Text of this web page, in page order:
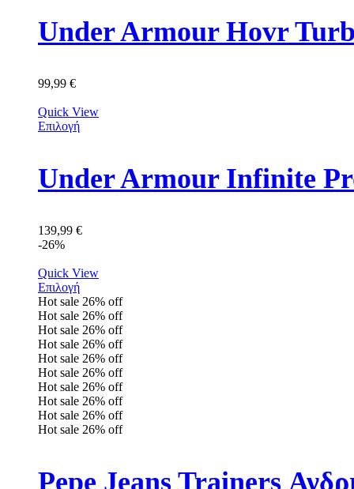
Under Armour Hovr
99,99 €
Quick View
Επιλογή
Under Armour Infinite
139,99 €
-26%
Quick View
Επιλογή
Hot sale 26% off
Hot sale 26% off
Hot sale 26% off
Hot sale 26% off
Hot sale 26% off
Hot sale 26% off
Hot sale 26% off
Hot sale 26% off
Hot sale 26% off
Hot sale 26% off
Pepe Jeans Trainers